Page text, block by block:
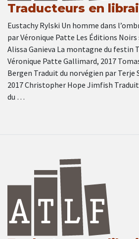
Traducteurs en
Eustachy Rylski Un homme dans
par Véronique Patte Les Éditions Noirs
Alissa Ganieva La montagne du festin
Véronique Patte Gallimard, 2017
Bergen Traduit du norvégien par Terje
2017 Christopher Hope Jimfish
du …